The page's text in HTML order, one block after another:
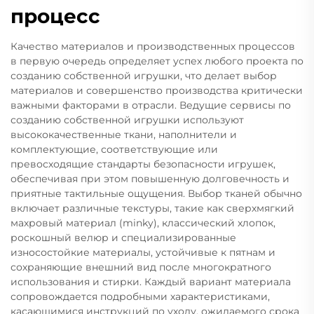
процесс
Качество материалов и производственных процессов
в первую очередь определяет успех любого проекта по
созданию собственной игрушки, что делает выбор
материалов и совершенство производства критически
важными факторами в отрасли. Ведущие сервисы по
созданию собственной игрушки используют
высококачественные ткани, наполнители и
комплектующие, соответствующие или
превосходящие стандарты безопасности игрушек,
обеспечивая при этом повышенную долговечность и
приятные тактильные ощущения. Выбор тканей обычно
включает различные текстуры, такие как сверхмягкий
махровый материал (minky), классический хлопок,
роскошный велюр и специализированные
износостойкие материалы, устойчивые к пятнам и
сохраняющие внешний вид после многократного
использования и стирки. Каждый вариант материала
сопровождается подробными характеристиками,
касающимися инструкций по уходу, ожидаемого срока